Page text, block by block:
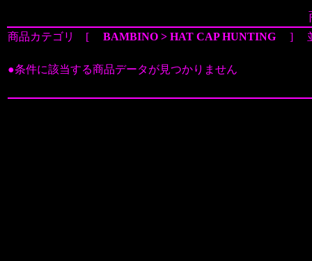
商品カテゴリ [ BAMBINO > HAT CAP HUNTING ]
●条件に該当する商品データが見つかりません